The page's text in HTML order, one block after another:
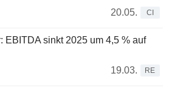
20.05.
CI
EBITDA sinkt 2025 um 4,5 % auf
19.03.
RE